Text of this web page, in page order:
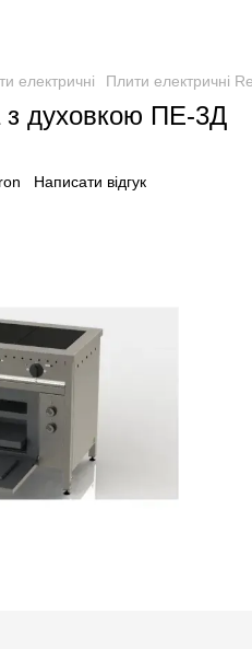
електричні Плити електричні
з духовкою ПЕ-3Д
Написати відгук